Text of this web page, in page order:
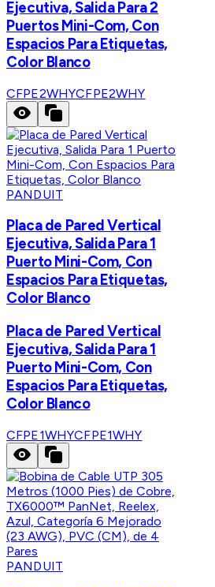
Ejecutiva, Salida Para 2
Puertos Mini-Com, Con
Espacios Para Etiquetas,
Color Blanco
CFPE2WHYCFPE2WHY
PANDUIT
Placa de Pared Vertical
Ejecutiva, Salida Para 1
Puerto Mini-Com, Con
Espacios Para Etiquetas,
Color Blanco
Placa de Pared Vertical
Ejecutiva, Salida Para 1
Puerto Mini-Com, Con
Espacios Para Etiquetas,
Color Blanco
CFPE1WHYCFPE1WHY
PANDUIT